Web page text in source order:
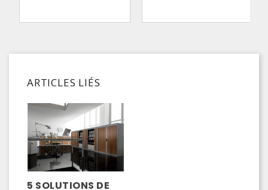
ARTICLES LIÉS
5 SOLUTIONS DE